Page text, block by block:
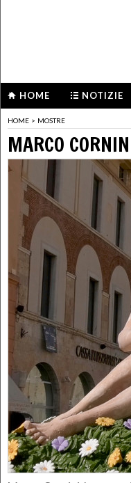
HOME NOTIZIE
HOME > MOSTRE
MARCO